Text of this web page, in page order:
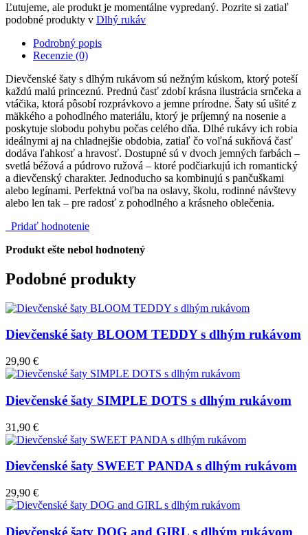
Ľutujeme, ale produkt je momentálne vypredaný. Pozrite si zatiaľ
podobné produkty v Dlhý rukáv
Podrobný popis
Recenzie (0)
Dievčenské šaty s dlhým rukávom sú nežným kúskom, ktorý poteší
každú malú princeznú. Prednú časť zdobí krásna ilustrácia srnčeka a
vtáčika, ktorá pôsobí rozprávkovo a jemne prírodne. Šaty sú ušité z
mäkkého a pohodlného materiálu, ktorý je príjemný na nosenie a
poskytuje slobodu pohybu počas celého dňa. Dlhé rukávy ich robia
ideálnymi aj na chladnejšie obdobia, zatiaľ čo voľná sukňová časť
dodáva ľahkosť a hravosť. Dostupné sú v dvoch jemných farbách –
svetlá béžová a púdrovo ružová – ktoré podčiarkujú ich romantický
a dievčenský charakter. Jednoducho sa kombinujú s pančuškami
alebo legínami. Perfektná voľba na oslavy, školu, rodinné návštevy
alebo len tak – pre radosť z pohodlného a krásneho oblečenia.
Pridať hodnotenie
Produkt ešte nebol hodnotený
Podobné produkty
Dievčenské šaty BLOOM TEDDY s dlhým rukávom
29,90 €
Dievčenské šaty SIMPLE DOTS s dlhým rukávom
31,90 €
Dievčenské šaty SWEET PANDA s dlhým rukávom
29,90 €
Dievčenské šaty DOG and GIRL s dlhým rukávom